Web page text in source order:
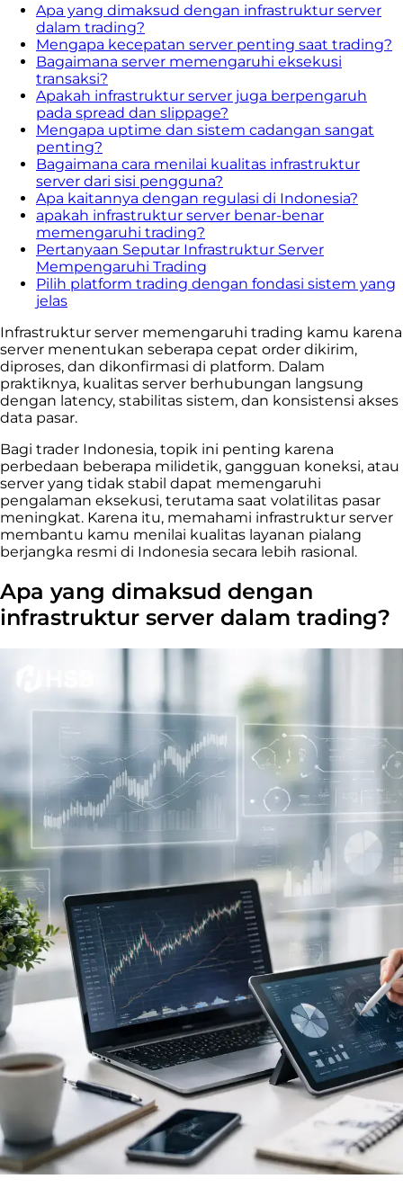
Apa yang dimaksud dengan infrastruktur server
dalam trading?
Mengapa kecepatan server penting saat trading?
Bagaimana server memengaruhi eksekusi
transaksi?
Apakah infrastruktur server juga berpengaruh
pada spread dan slippage?
Mengapa uptime dan sistem cadangan sangat
penting?
Bagaimana cara menilai kualitas infrastruktur
server dari sisi pengguna?
Apa kaitannya dengan regulasi di Indonesia?
apakah infrastruktur server benar-benar
memengaruhi trading?
Pertanyaan Seputar Infrastruktur Server
Mempengaruhi Trading
Pilih platform trading dengan fondasi sistem yang
jelas
Infrastruktur server memengaruhi trading kamu karena
server menentukan seberapa cepat order dikirim,
diproses, dan dikonfirmasi di platform. Dalam
praktiknya, kualitas server berhubungan langsung
dengan latency, stabilitas sistem, dan konsistensi akses
data pasar.
Bagi trader Indonesia, topik ini penting karena
perbedaan beberapa milidetik, gangguan koneksi, atau
server yang tidak stabil dapat memengaruhi
pengalaman eksekusi, terutama saat volatilitas pasar
meningkat. Karena itu, memahami infrastruktur server
membantu kamu menilai kualitas layanan pialang
berjangka resmi di Indonesia secara lebih rasional.
Apa yang dimaksud dengan
infrastruktur server dalam trading?